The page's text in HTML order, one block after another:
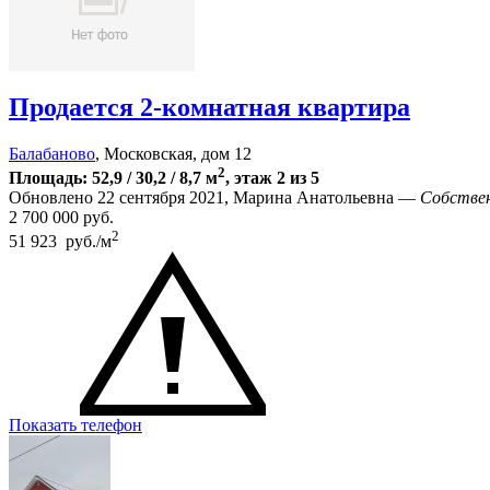
Продается 2-комнатная квартира
Балабаново, Московская, дом 12
Площадь: 52,9 / 30,2 / 8,7 м2, этаж 2 из 5
Обновлено 22 сентября 2021, Марина Анатольевна —
2 700 000 руб.
51 923 руб./м2
Показать телефон